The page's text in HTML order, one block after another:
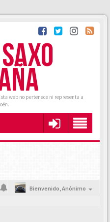
web no pertenece ni representa a
Bienvenido,Anónimo